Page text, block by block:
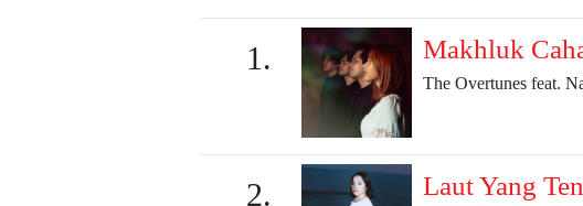
Makhluk
The Overtunes feat.
Laut Yang